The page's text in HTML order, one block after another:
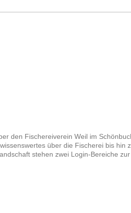
den Fischereiverein Weil im
über die Fischerei bis hin
stehen zwei Login-Bereiche